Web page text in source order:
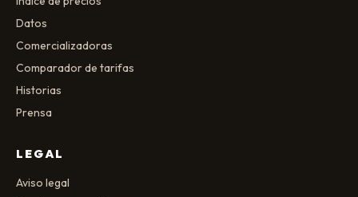
Datos
Comercializadoras
Comparador de tarifas
Historias
Prensa
LEGAL
Aviso legal